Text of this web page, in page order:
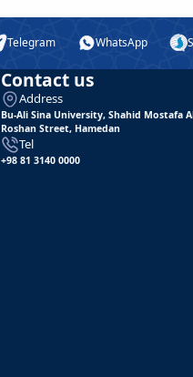
Telegram WhatsApp
Contact us
Address
Bu-Ali Sina University, Shahid Mostafa
Roshan Street, Hamedan
Tel
+98 81 3140 0000